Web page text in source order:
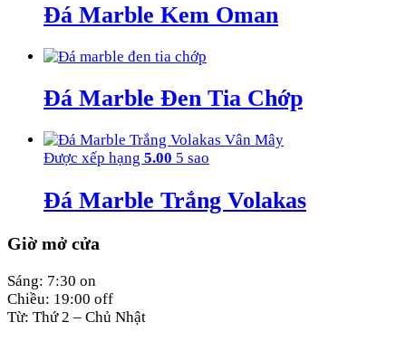
Đá Marble Kem Oman
Đá Marble Đen Tia Chớp
Được xếp hạng 5.00 5 sao
Đá Marble Trắng Volakas
Giờ mở cửa
Sáng: 7:30 on
Chiều: 19:00 off
Từ: Thứ 2 – Chủ Nhật